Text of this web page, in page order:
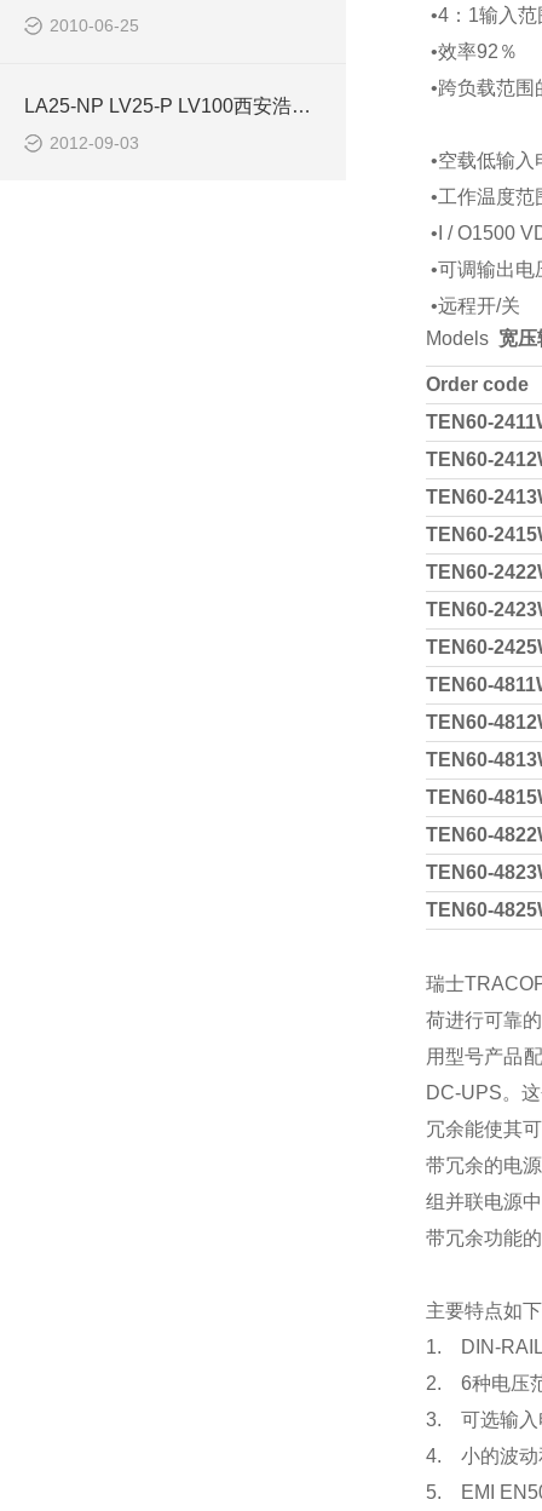
2010-06-25
LA25-NP LV25-P LV100西安浩南电子科技
2012-09-03
•4：1输入范
•效率92％
•跨负载范围
•空载低输入
•工作温度范
•I / O1500
•可调输出电
•远程开/关
Models 宽
Order code
TEN60-
TEN60-
TEN60-
TEN60-
TEN60-
TEN60-
TEN60-
TEN60-
TEN60-
TEN60-
TEN60-
TEN60-
TEN60-
TEN60-
瑞士
荷进行可靠
用型号产品
DC-UPS。
冗余能使其
带冗余的电
组并联电源
带冗余功能
主要特点如
1. DIN-RAIL
2. 6种电压
3. 可选输入
4. 小的波动
5. EMI